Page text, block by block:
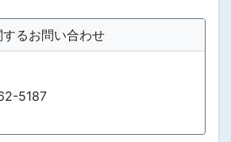
るお問い合わせ
5187